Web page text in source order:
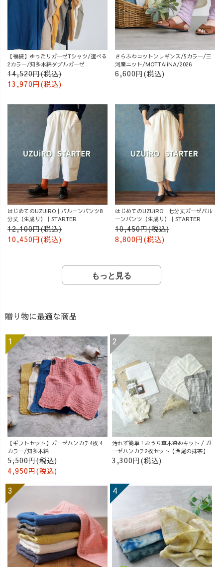
【福袋】ゆったりガーゼTシャツ/選べる
2カラー/知多木綿ダブルガーゼ
14,520円(税込)
13,970円(税込)
さらふわコットンレギンス/5カラー/三
河産ニット/MOTTAiiNA/2026
6,600円(税込)
はじめてのUZUiRO｜バルーンパンツ8
分丈（生成り）｜STARTER
12,100円(税込)
10,450円(税込)
はじめてのUZUiRO｜七分丈ガーゼバル
ーンパンツ（生成り）｜STARTER
10,450円(税込)
8,800円(税込)
もっと見る
贈り物に最適な商品
【ギフトセット】ガーゼハンカチ4枚 4
カラー/知多木綿
5,500円(税込)
4,950円(税込)
汚れず簡単！おうち草木染めキット / ガ
ーゼハンカチ2枚セット【西尾の抹茶】
3,300円(税込)